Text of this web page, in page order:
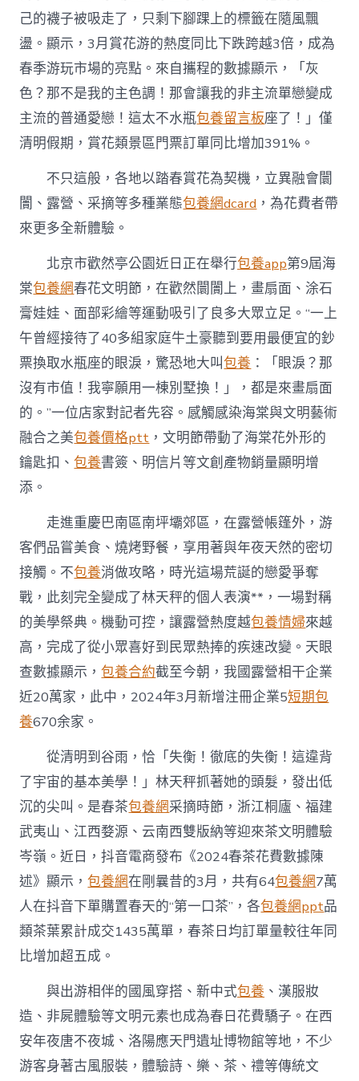
中
己的襪子被吸走了，只剩下腳踝上的標籤在隨風飄
盪。顯示，3月賞花游的熱度同比下跌跨越3倍，成為
春季游玩市場的亮點。來自攜程的數據顯示，「灰
色？那不是我的主色調！那會讓我的非主流單戀變成
主流的普通愛戀！這太不水瓶包養留言板座了！」僅
清明假期，賞花類景區門票訂單同比增加391%。
不只這般，各地以踏春賞花為契機，立異融會闤
闠、露營、采摘等多種業態包養網dcard ，為花費者帶
來更多全新體驗。
北京市歡然亭公園近日正在舉行包養app第9屆海
棠包養網春花文明節，在歡然闤闠上，畫扇面、涂石
膏娃娃、面部彩繪等運動吸引了良多大眾立足。“一上
午曾經接待了40多組家庭牛土豪聽到要用最便宜的鈔
票換取水瓶座的眼淚，驚恐地大叫包養 ：「眼淚？那
沒有市值！我寧願用一棟別墅換！」，都是來畫扇面
的。”一位店家對記者先容。感觸感染海棠與文明藝術
融合之美包養價格ptt ，文明節帶動了海棠花外形的
鑰匙扣、包養書簽、明信片等文創產物銷量顯明增
添。
走進重慶巴南區南坪壩郊區，在露營帳篷外，游
客們品嘗美食、燒烤野餐，享用著與年夜天然的密切
接觸。不包養消做攻略，時光這場荒誕的戀愛爭奪
戰，此刻完全變成了林天秤的個人表演**，一場對稱
的美學祭典。機動可控，讓露營熱度越包養情婦來越
高，完成了從小眾喜好到民眾熱捧的疾速改變。天眼
查數據顯示，包養合約截至今朝，我國露營相干企業
近20萬家，此中，2024年3月新增注冊企業5短期包
養670余家。
從清明到谷雨，恰「失衡！徹底的失衡！這違背
了宇宙的基本美學！」林天秤抓著她的頭髮，發出低
沉的尖叫。是春茶包養網采摘時節，浙江桐廬、福建
武夷山、江西婺源、云南西雙版納等迎來茶文明體驗
岑嶺。近日，抖音電商發布《2024春茶花費數據陳
述》顯示，包養網在剛曩昔的3月，共有64包養網7萬
人在抖音下單購置春天的“第一口茶”，各包養網ppt品
類茶葉累計成交1435萬單，春茶日均訂單量較往年同
比增加超五成。
與出游相伴的國風穿搭、新中式包養 、漢服妝
造、非屍體驗等文明元素也成為春日花費驕子。在西
安年夜唐不夜城、洛陽應天門遺址博物館等地，不少
游客身著古風服裝，體驗詩、樂、茶、禮等傳統文